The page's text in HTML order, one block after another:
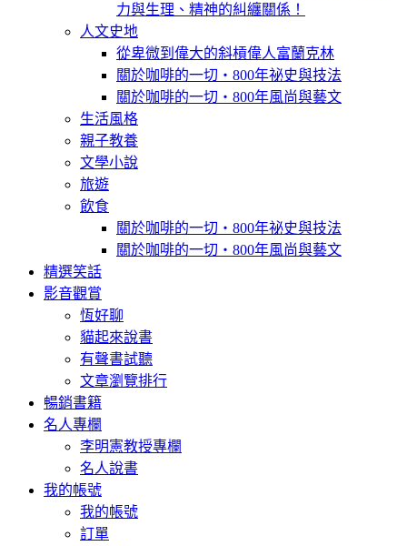
力與生理、精神的糾纏關係！
人文史地
從卑微到偉大的斜槓偉人富蘭克林
關於咖啡的一切‧800年祕史與技法
關於咖啡的一切‧800年風尚與藝文
生活風格
親子教養
文學小說
旅遊
飲食
關於咖啡的一切‧800年祕史與技法
關於咖啡的一切‧800年風尚與藝文
精選笑話
影音觀賞
恆好聊
貓起來說書
有聲書試聽
文章瀏覽排行
暢銷書籍
名人專欄
李明憲教授專欄
名人說書
我的帳號
我的帳號
訂單